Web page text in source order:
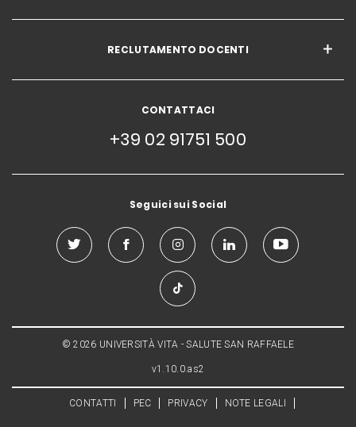
RECLUTAMENTO DOCENTI
CONTATTACI
+39 02 91751 500
Seguici sui Social
© 2026 UNIVERSITÀ VITA - SALUTE SAN RAFFAELE
v1.10.0.as2
CONTATTI PEC PRIVACY NOTE LEGALI